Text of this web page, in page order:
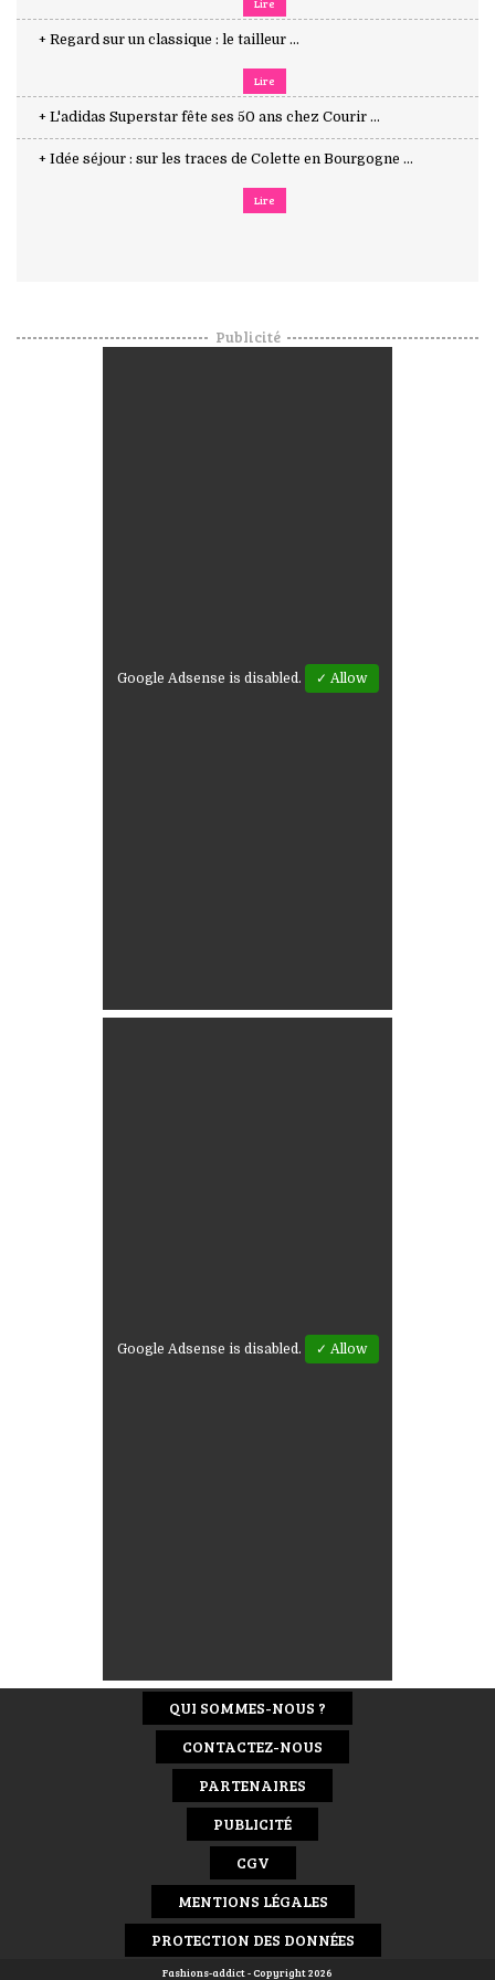
Lire
+ Regard sur un classique : le tailleur ...
Lire
+ L'adidas Superstar fête ses 50 ans chez Courir ...
+ Idée séjour : sur les traces de Colette en Bourgogne ...
Lire
Publicité
Google Adsense is disabled. ✓ Allow
Google Adsense is disabled. ✓ Allow
QUI SOMMES-NOUS ?
CONTACTEZ-NOUS
PARTENAIRES
PUBLICITÉ
CGV
MENTIONS LÉGALES
PROTECTION DES DONNÉES
Fashions-addict - Copyright 2026